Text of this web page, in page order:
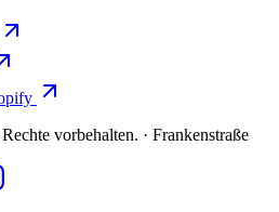
vorbehalten. · Frankenstraße